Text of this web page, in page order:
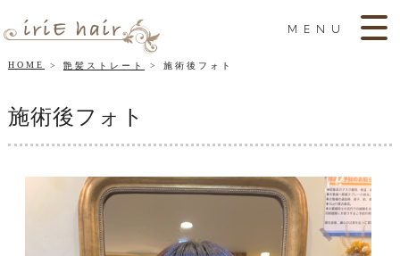
MENU
HOME 艶髪ストレート 施術後フォト
施術後フォト